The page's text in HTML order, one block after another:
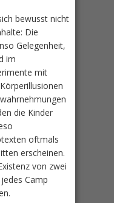
bewusst nicht
Die
Gelegenheit,
im
mit
die Kinder
oftmals
erscheinen.
von zwei
Camp